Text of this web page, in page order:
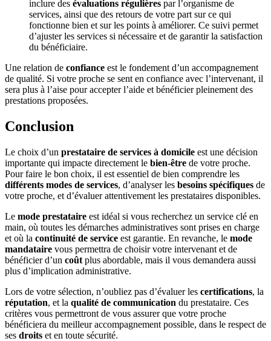
inclure des évaluations régulières par l’organisme de
services, ainsi que des retours de votre part sur ce qui
fonctionne bien et sur les points à améliorer. Ce suivi permet
d’ajuster les services si nécessaire et de garantir la satisfaction
du bénéficiaire.
Une relation de confiance est le fondement d’un accompagnement
de qualité. Si votre proche se sent en confiance avec l’intervenant, il
sera plus à l’aise pour accepter l’aide et bénéficier pleinement des
prestations proposées.
Conclusion
Le choix d’un prestataire de services à domicile est une décision
importante qui impacte directement le bien-être de votre proche.
Pour faire le bon choix, il est essentiel de bien comprendre les
différents modes de services, d’analyser les besoins spécifiques de
votre proche, et d’évaluer attentivement les prestataires disponibles.
Le mode prestataire est idéal si vous recherchez un service clé en
main, où toutes les démarches administratives sont prises en charge
et où la continuité de service est garantie. En revanche, le mode
mandataire vous permettra de choisir votre intervenant et de
bénéficier d’un coût plus abordable, mais il vous demandera aussi
plus d’implication administrative.
Lors de votre sélection, n’oubliez pas d’évaluer les certifications, la
réputation, et la qualité de communication du prestataire. Ces
critères vous permettront de vous assurer que votre proche
bénéficiera du meilleur accompagnement possible, dans le respect de
ses droits et en toute sécurité.